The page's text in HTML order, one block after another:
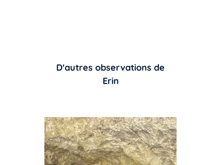
D'autres observations de
Erin